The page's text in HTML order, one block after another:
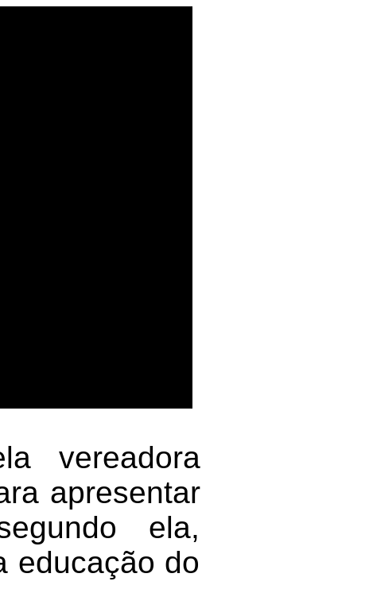
vereadora
apresentar
ela,
educação do